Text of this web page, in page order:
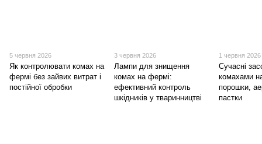
5 червня 2026
Як контролювати комах на
фермі без зайвих витрат і
постійної обробки
3 червня 2026
Лампи для знищення
комах на фермі:
ефективний контроль
шкідників у тваринництві
1 червня 2026
Сучасні
комахами
порошки,
пастки